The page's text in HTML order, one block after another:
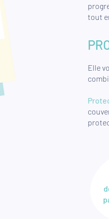
tout
Elle